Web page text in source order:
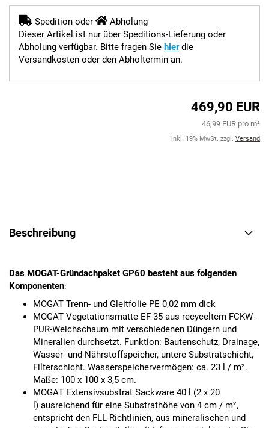
Spedition oder
Abholung
Dieser Artikel ist nur über Speditions-Lieferung oder
Abholung verfügbar. Bitte fragen Sie hierdie
Versandkosten oder den Abholtermin an.
469,90 EUR
46,99 EUR pro m²
inkl. 19% MwSt. zzgl. Versand
Beschreibung
Das MOGAT-Gründachpaket GP60 besteht aus folgenden
Komponenten:
MOGAT Trenn- und Gleitfolie PE 0,02 mm dick
MOGAT Vegetationsmatte EF 35 aus recyceltem FCKW-
PUR-Weichschaum mit verschiedenen Düngern und
Mineralien durchsetzt. Funktion: Bautenschutz, Drainage,
Wasser- und Nährstoffspeicher, untere Substratschicht,
Filterschicht. Wasserspeichervermögen: ca. 23 l / m².
Maße: 100 x 100 x 3,5 cm.
MOGAT Extensivsubstrat Sackware 40 l (2 x 20
l) ausreichend für eine Substrathöhe von 4 cm / m²,
entspricht den FLL-Richtlinien, aus mineralischen und